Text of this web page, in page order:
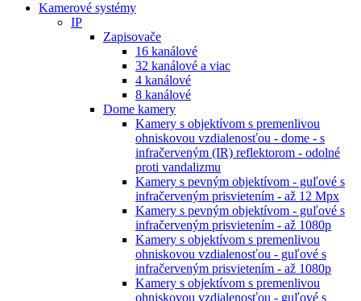
Kamerové systémy
IP
Zapisovače
16 kanálové
32 kanálové a viac
4 kanálové
8 kanálové
Dome kamery
Kamery s objektívom s premenlivou
ohniskovou vzdialenosťou - dome - s
infračerveným (IR) reflektorom - odolné
proti vandalizmu
Kamery s pevným objektívom - guľové s
infračerveným prisvietením - až 12 Mpx
Kamery s pevným objektívom - guľové s
infračerveným prisvietením - až 1080p
Kamery s objektívom s premenlivou
ohniskovou vzdialenosťou - guľové s
infračerveným prisvietením - až 1080p
Kamery s objektívom s premenlivou
ohniskovou vzdialenosťou - guľové s